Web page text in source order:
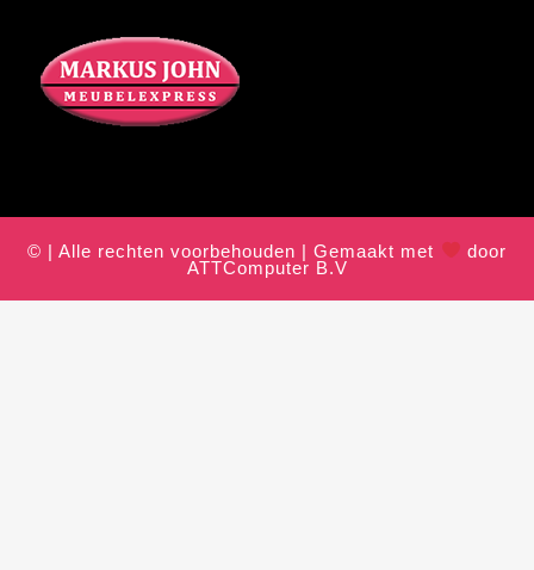
© | Alle rechten voorbehouden | Gemaakt met
door
ATTComputer B.V